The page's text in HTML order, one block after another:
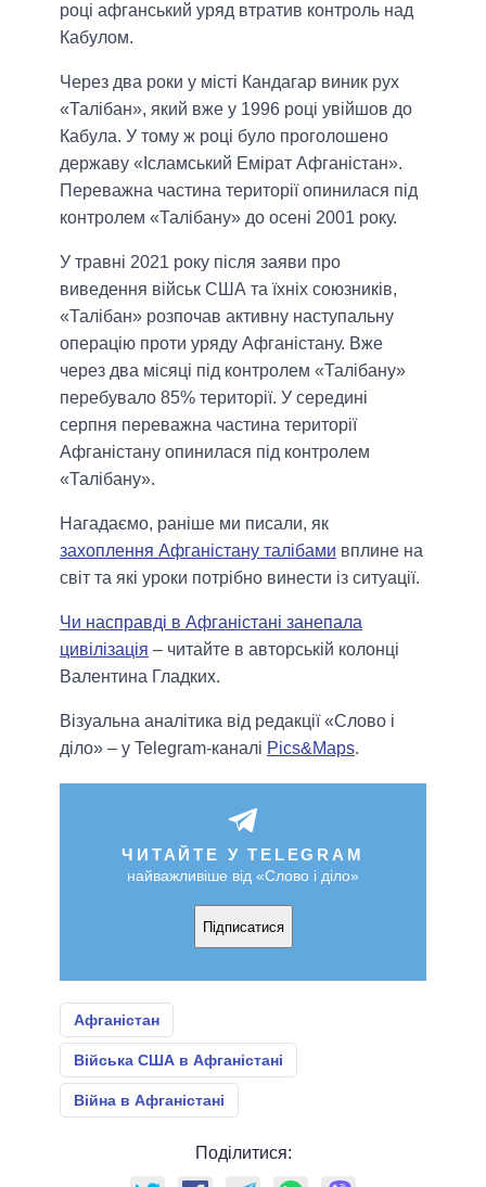
році афганський уряд втратив контроль над
Кабулом.
Через два роки у місті Кандагар виник рух
«Талібан», який вже у 1996 році увійшов до
Кабула. У тому ж році було проголошено
державу «Ісламський Емірат Афганістан».
Переважна частина території опинилася під
контролем «Талібану» до осені 2001 року.
У травні 2021 року після заяви про
виведення військ США та їхніх союзників,
«Талібан» розпочав активну наступальну
операцію проти уряду Афганістану. Вже
через два місяці під контролем «Талібану»
перебувало 85% території. У середині
серпня переважна частина території
Афганістану опинилася під контролем
«Талібану».
Нагадаємо, раніше ми писали, як
захоплення Афганістану талібами вплине на
світ та які уроки потрібно винести із ситуації.
Чи насправді в Афганістані занепала
цивілізація – читайте в авторській колонці
Валентина Гладких.
Візуальна аналітика від редакції «Слово і
діло» – у Telegram-каналі Pics&Maps.
ЧИТАЙТЕ У TELEGRAM
найважливіше від «Слово і діло»
Підписатися
Афганістан
Війська США в Афганістані
Війна в Афганістані
Поділитися: